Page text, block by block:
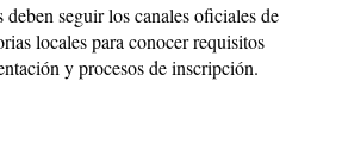
deben seguir los canales oficiales de
locales para conocer requisitos
y procesos de inscripción.